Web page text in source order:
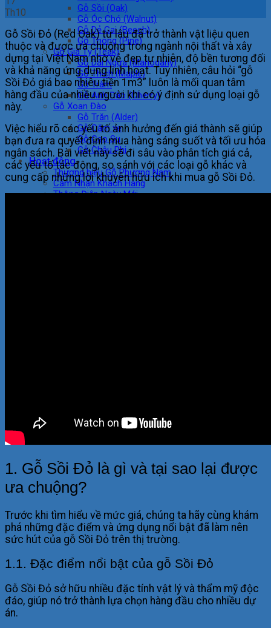
Gỗ Sồi (Oak)
Gỗ Óc Chó (Walnut)
Gỗ Dẻ Gai (Beech)
Gỗ Thông (Pine)
Gỗ Giá Tỵ (Teak)
Gỗ Dái Ngựa (Mahogany)
Gỗ Thích (Maple)
Gỗ Tràm
Gỗ Anh Đào (Cherry)
Gỗ Xoan Đào
Gỗ Trăn (Alder)
Gỗ Căm xe
Gỗ Cao Su
Gỗ Châu Phi
Hoạt động
Thương hiệu Gỗ Phương Nam
Cảm Nhận Khách Hàng
Thông Điệp Ngày Mới
Th10
Gỗ Sồi Đỏ (Red Oak) từ lâu đã trở thành vật liệu quen
thuộc và được ưa chuộng trong ngành nội thất và xây
dựng tại Việt Nam nhờ vẻ đẹp tự nhiên, độ bền tương đối
và khả năng ứng dụng linh hoạt. Tuy nhiên, câu hỏi “gỗ
Sồi Đỏ giá bao nhiêu tiền 1m3” luôn là mối quan tâm
hàng đầu của nhiều người khi có ý định sử dụng loại gỗ
này.
Việc hiểu rõ các yếu tố ảnh hưởng đến giá thành sẽ giúp
bạn đưa ra quyết định mua hàng sáng suốt và tối ưu hóa
ngân sách. Bài viết này sẽ đi sâu vào phân tích giá cả,
các yếu tố tác động, so sánh với các loại gỗ khác và
cung cấp những lời khuyên hữu ích khi mua gỗ Sồi Đỏ.
1. Gỗ Sồi Đỏ là gì và tại sao lại được
ưa chuộng?
Trước khi tìm hiểu về mức giá, chúng ta hãy cùng khám
phá những đặc điểm và ứng dụng nổi bật đã làm nên
sức hút của gỗ Sồi Đỏ trên thị trường.
1.1. Đặc điểm nổi bật của gỗ Sồi Đỏ
Gỗ Sồi Đỏ sở hữu nhiều đặc tính vật lý và thẩm mỹ độc
đáo, giúp nó trở thành lựa chọn hàng đầu cho nhiều dự
án.